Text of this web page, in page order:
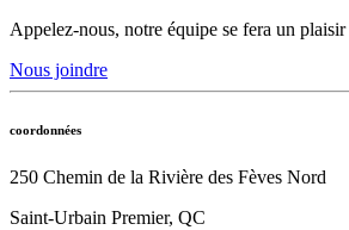
Appelez-nous, notre équipe se fera un
Nous joindre
coordonnées
250 Chemin de la Rivière des Fèves Nord
Saint-Urbain Premier, QC